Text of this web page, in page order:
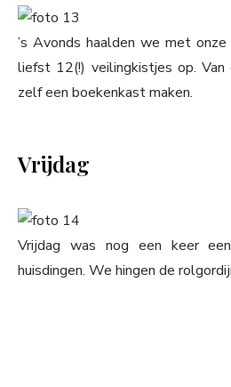
’s Avonds haalden we met
liefst 12(!) veilingkistjes op.
zelf een boekenkast maken.
Vrijdag
Vrijdag was nog een keer
huisdingen. We hingen de